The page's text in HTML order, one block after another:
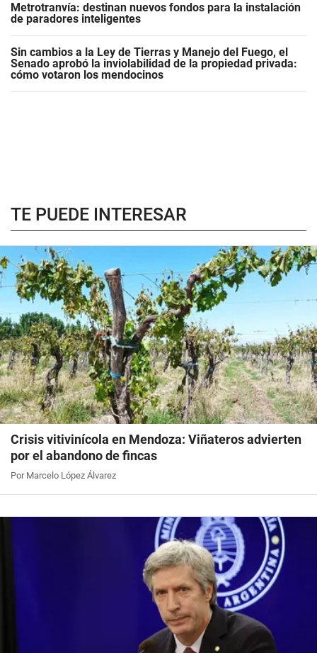
Metrotranvía: destinan nuevos fondos para la instalación
de paradores inteligentes
Sin cambios a la Ley de Tierras y Manejo del Fuego, el
Senado aprobó la inviolabilidad de la propiedad privada:
cómo votaron los mendocinos
TE PUEDE INTERESAR
Crisis vitivinícola en Mendoza: Viñateros advierten
por el abandono de fincas
Por Marcelo López Álvarez